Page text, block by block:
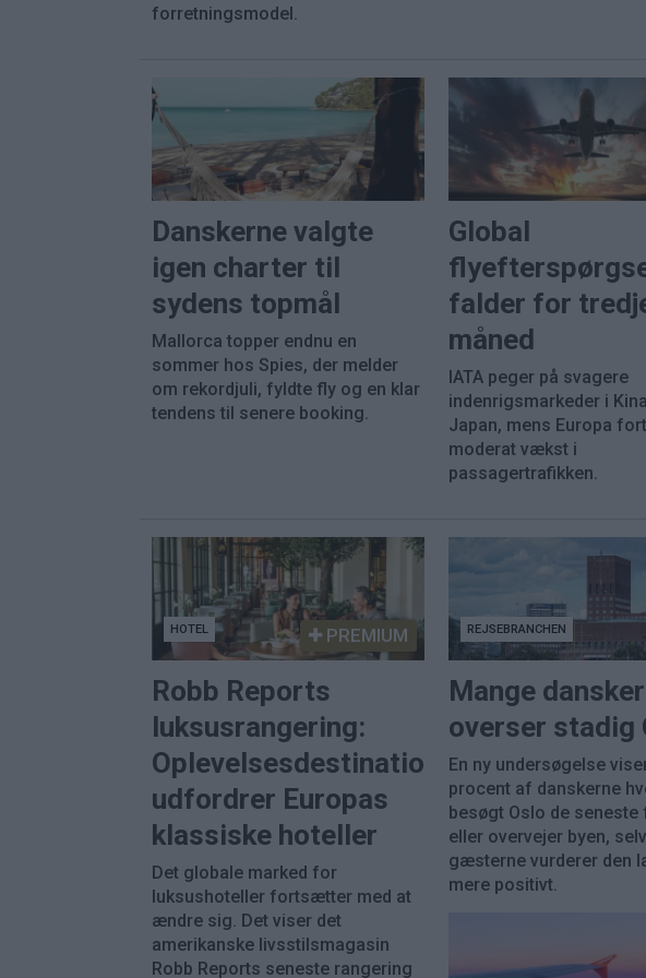
forretningsmodel.
Danskerne valgte
igen charter til
sydens topmål
Mallorca topper endnu en
sommer hos Spies, der melder
om rekordjuli, fyldte fly og en klar
tendens til senere booking.
Global
falder for
måned
IATA peger på svagere
indenrigsmarkeder i
Japan, mens Europa
moderat vækst i
passagertrafikken.
HOTEL PREMIUM
Robb Reports
luksusrangering:
Oplevelsesdestinationer
udfordrer Europas
klassiske hoteller
Det globale marked for
luksushoteller fortsætter med at
ændre sig. Det viser det
amerikanske livsstilsmagasin
Robb Reports seneste rangering
REJSEBRANCHEN
Mange
overser stadig
En ny undersøgelse
procent af danskerne
besøgt Oslo de seneste
eller overvejer byen,
gæsterne vurderer den
mere positivt.